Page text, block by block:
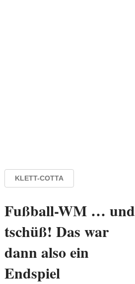
KLETT-COTTA
Fußball-WM … und
tschüß! Das war
dann also ein
Endspiel